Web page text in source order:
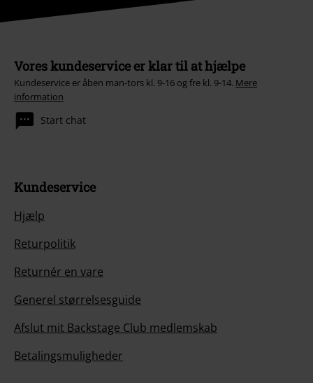
Vores kundeservice er klar til at hjælpe
Kundeservice er åben man-tors kl. 9-16 og fre kl. 9-14. Mere
information
Start chat
Kundeservice
Hjælp
Returpolitik
Returnér en vare
Generel størrelsesguide
Afslut mit Backstage Club medlemskab
Betalingsmuligheder